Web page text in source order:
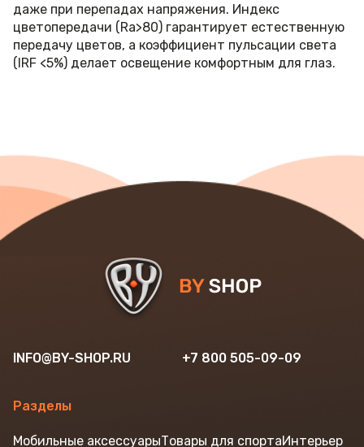
даже при перепадах напряжения. Индекс
цветопередачи (Ra>80) гарантирует естественную
передачу цветов, а коэффициент пульсации света
(IRF <5%) делает освещение комфортным для глаз.
INFO@BY-SHOP.RU +7 800 505-09-09
Разделы
Мобильные аксессуарыТовары для спортаИнтерьер